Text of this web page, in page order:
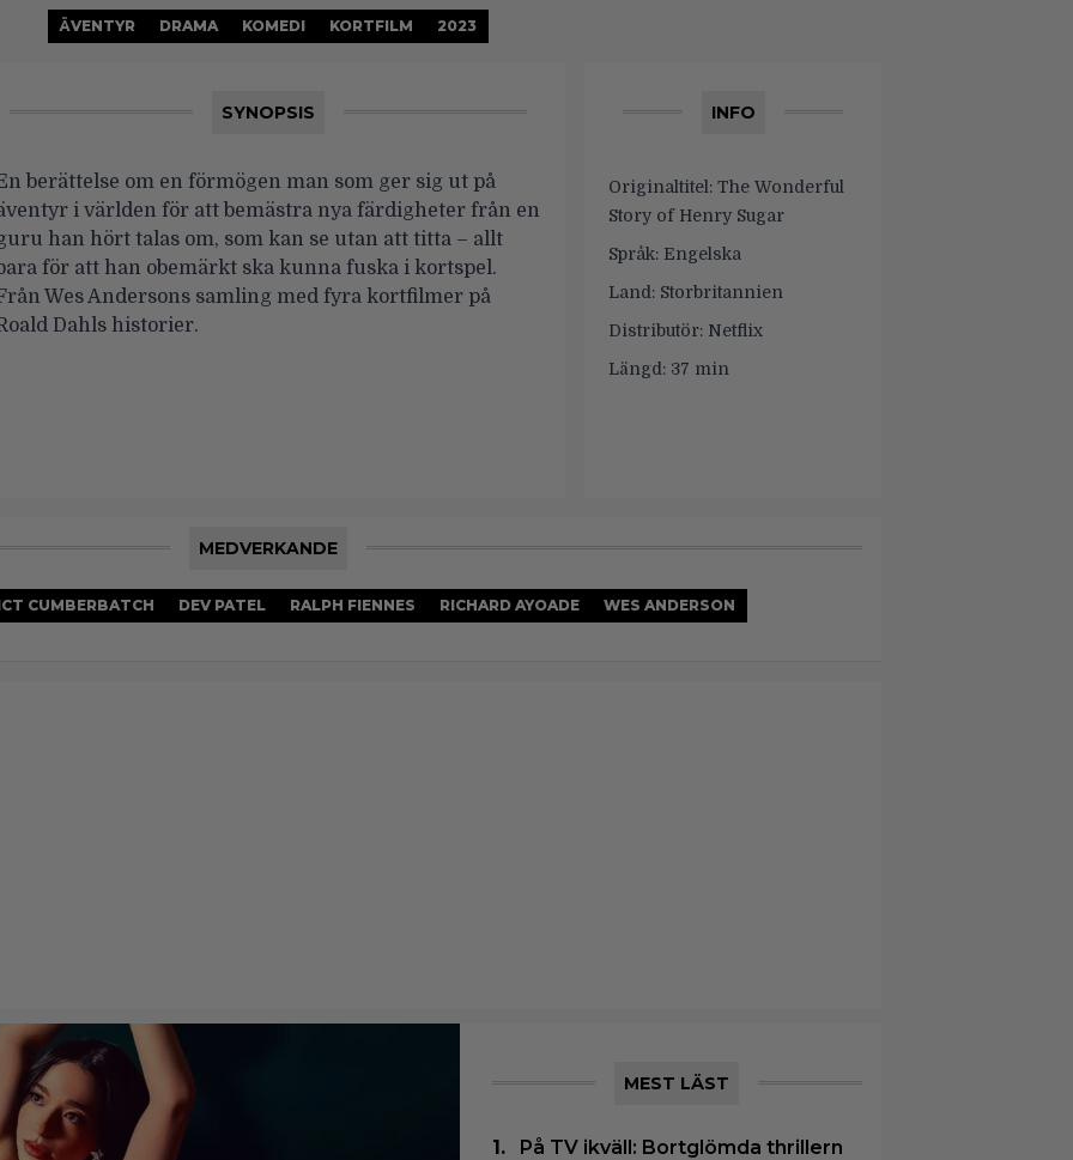
ÄVENTYR DRAMA KOMEDI KORTFILM 2023
SYNOPSIS
berättelse om en förmögen man som ger sig ut på
i världen för att bemästra nya färdigheter från en
han hört talas om, som kan se utan att titta – allt
för att han obemärkt ska kunna fuska i kortspel.
Wes Andersons samling med fyra kortfilmer på
Dahls historier.
INFO
Originaltitel: The Wonderful
Story of Henry Sugar
Språk: Engelska
Land: Storbritannien
Distributör: Netflix
Längd: 37 min
MEDVERKANDE
CUMBERBATCH DEV PATEL RALPH FIENNES RICHARD AYOADE WES ANDERSON
MEST LÄST
På TV ikväll: Bortglömda thrillern